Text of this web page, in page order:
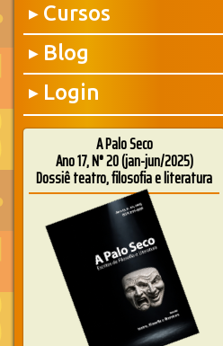
▶ Cursos
▶ Blog
▶ Login
A Palo Seco
Ano 17, N° 20 (jan-jun/2025)
Dossiê teatro, filosofia e literatura